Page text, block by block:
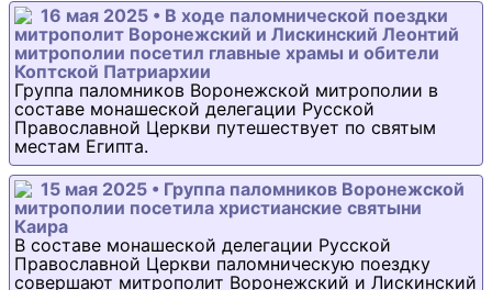
16 мая 2025 • В ходе паломнической поездки
митрополит Воронежский и Лискинский Леонтий
митрополии посетил главные храмы и обители
Коптской Патриархии
Группа паломников Воронежской митрополии в
составе монашеской делегации Русской
Православной Церкви путешествует по святым
местам Египта.
15 мая 2025 • Группа паломников Воронежской
митрополии посетила христианские святыни
Каира
В составе монашеской делегации Русской
Православной Церкви паломническую поездку
совершают митрополит Воронежский и Лискинский